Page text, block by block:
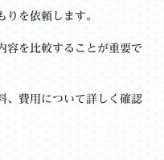
を依頼します。
容を比較することが重要で
、費用について詳しく確認